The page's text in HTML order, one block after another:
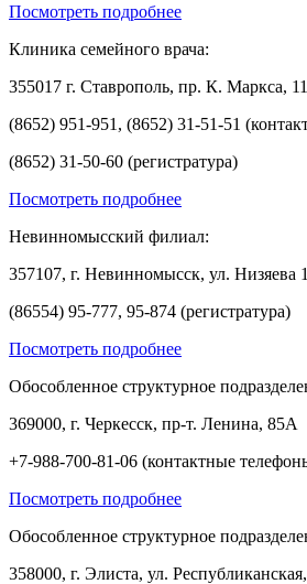
Посмотреть подробнее
Клиника семейного врача:
355017 г. Ставрополь, пр. К. Маркса,
(8652) 951-951, (8652) 31-51-51
(8652) 31-50-60 (регистратура)
Посмотреть подробнее
Невинномысский филиал:
357107, г. Невинномысск, ул. Низяева 1
(86554) 95-777, 95-874 (регистратура)
Посмотреть подробнее
Обособленное структурное
369000, г. Черкесск, пр-т. Ленина, 85А
+7-988-700-81-06 (контактные
Посмотреть подробнее
Обособленное структурное
358000, г. Элиста, ул.